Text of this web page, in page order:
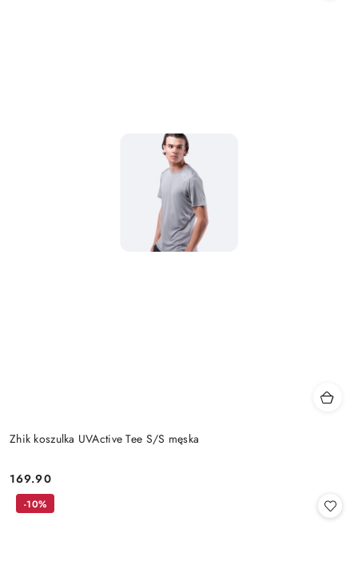
Zhik koszulka UVActive Tee S/S męska
Cena:
169.90
-10%